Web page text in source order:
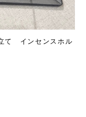
て インセンスホル